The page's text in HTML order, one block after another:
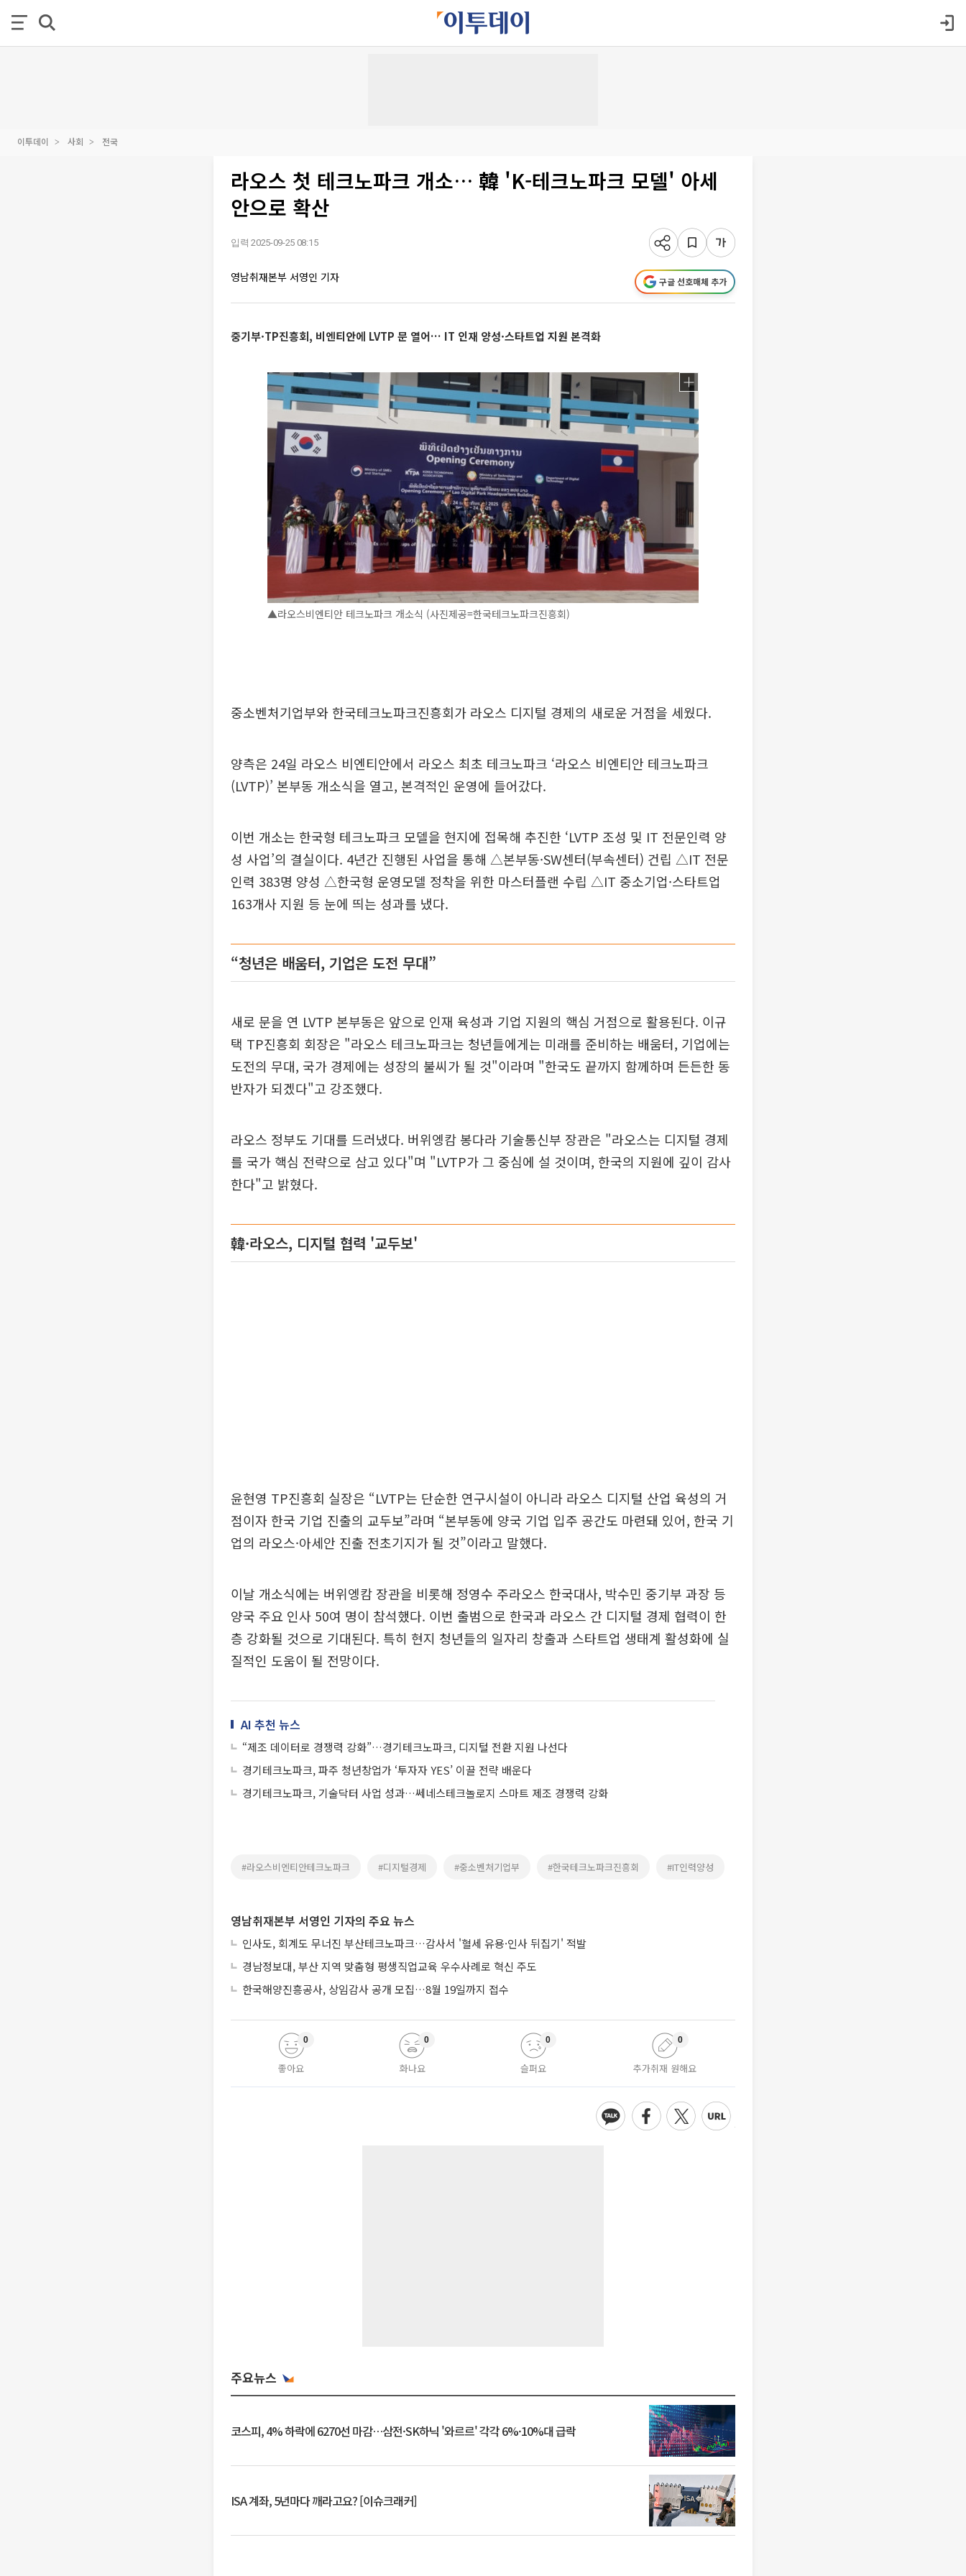
이투데이 사회 전국
라오스 첫 테크노파크 개소… 韓 'K-테크노파크 모델' 아세
안으로 확산
입력 2025-09-25 08:15
영남취재본부 서영인 기자 구글 선호매체 추가
중기부·TP진흥회, 비엔티안에 LVTP 문 열어… IT 인재 양성·스타트업 지원 본격화
▲라오스비엔티안 테크노파크 개소식 (사진제공=한국테크노파크진흥회)
중소벤처기업부와 한국테크노파크진흥회가 라오스 디지털 경제의 새로운 거점을 세웠다.
양측은 24일 라오스 비엔티안에서 라오스 최초 테크노파크 ‘라오스 비엔티안 테크노파크
(LVTP)’ 본부동 개소식을 열고, 본격적인 운영에 들어갔다.
이번 개소는 한국형 테크노파크 모델을 현지에 접목해 추진한 ‘LVTP 조성 및 IT 전문인력 양
성 사업’의 결실이다. 4년간 진행된 사업을 통해 △본부동·SW센터(부속센터) 건립 △IT 전문
인력 383명 양성 △한국형 운영모델 정착을 위한 마스터플랜 수립 △IT 중소기업·스타트업
163개사 지원 등 눈에 띄는 성과를 냈다.
“청년은 배움터, 기업은 도전 무대”
새로 문을 연 LVTP 본부동은 앞으로 인재 육성과 기업 지원의 핵심 거점으로 활용된다. 이규
택 TP진흥회 회장은 "라오스 테크노파크는 청년들에게는 미래를 준비하는 배움터, 기업에는
도전의 무대, 국가 경제에는 성장의 불씨가 될 것"이라며 "한국도 끝까지 함께하며 든든한 동
반자가 되겠다"고 강조했다.
라오스 정부도 기대를 드러냈다. 버위엥캄 봉다라 기술통신부 장관은 "라오스는 디지털 경제
를 국가 핵심 전략으로 삼고 있다"며 "LVTP가 그 중심에 설 것이며, 한국의 지원에 깊이 감사
한다"고 밝혔다.
韓·라오스, 디지털 협력 '교두보'
윤현영 TP진흥회 실장은 “LVTP는 단순한 연구시설이 아니라 라오스 디지털 산업 육성의 거
점이자 한국 기업 진출의 교두보”라며 “본부동에 양국 기업 입주 공간도 마련돼 있어, 한국 기
업의 라오스·아세안 진출 전초기지가 될 것”이라고 말했다.
이날 개소식에는 버위엥캄 장관을 비롯해 정영수 주라오스 한국대사, 박수민 중기부 과장 등
양국 주요 인사 50여 명이 참석했다. 이번 출범으로 한국과 라오스 간 디지털 경제 협력이 한
층 강화될 것으로 기대된다. 특히 현지 청년들의 일자리 창출과 스타트업 생태계 활성화에 실
질적인 도움이 될 전망이다.
AI 추천 뉴스
“제조 데이터로 경쟁력 강화”…경기테크노파크, 디지털 전환 지원 나선다
경기테크노파크, 파주 청년창업가 ‘투자자 YES’ 이끌 전략 배운다
경기테크노파크, 기술닥터 사업 성과…쎄네스테크놀로지 스마트 제조 경쟁력 강화
#라오스비엔티안테크노파크 #디지털경제 #중소벤처기업부 #한국테크노파크진흥회 #IT인력양성
영남취재본부 서영인 기자의 주요 뉴스
인사도, 회계도 무너진 부산테크노파크…감사서 '혈세 유용·인사 뒤집기' 적발
경남정보대, 부산 지역 맞춤형 평생직업교육 우수사례로 혁신 주도
한국해양진흥공사, 상임감사 공개 모집…8월 19일까지 접수
좋아요
0
화나요
0
슬퍼요
0
추가취재 원해요
0
주요뉴스
코스피, 4% 하락에 6270선 마감…삼전·SK하닉 '와르르' 각각 6%·10%대 급락
ISA 계좌, 5년마다 깨라고요? [이슈크래커]